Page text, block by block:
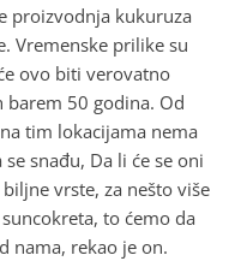
proizvodnja kukuruza
Vremenske prilike su
ovo biti verovatno
barem 50 godina. Od
tim lokacijama nema
snađu, Da li će se oni
vrste, za nešto više
to ćemo da
nama, rekao je on.